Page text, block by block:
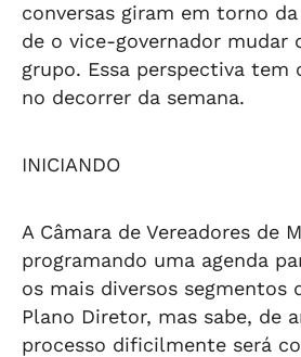
conversas giram em torno
de o vice-governador mudar
grupo. Essa perspectiva tem
no decorrer da semana.
INICIANDO
A Câmara de Vereadores de
programando uma agenda
os mais diversos segmentos
Plano Diretor, mas sabe, de
processo dificilmente será